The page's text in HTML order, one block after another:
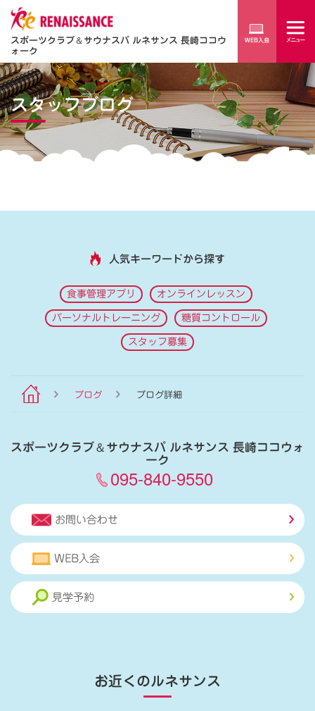
スポーツクラブ＆サウナスパ ルネサンス 長崎ココウ
ォーク
スタッフブログ
人気キーワードから探す
食事管理アプリ オンラインレッスン
パーソナルトレーニング 糖質コントロール
スタッフ募集
ブログ ブログ詳細
スポーツクラブ＆サウナスパ ルネサンス 長崎ココウォ
ーク
095-840-9550
お問い合わせ
WEB入会
見学予約
お近くのルネサンス